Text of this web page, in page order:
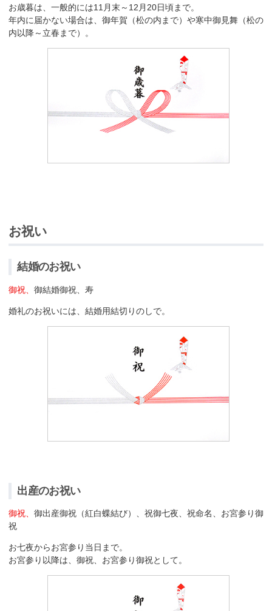
お歳暮は、一般的には11月末～12月20日頃まで。
年内に届かない場合は、御年賀（松の内まで）や寒中御見舞（松の
内以降～立春まで）。
お祝い
結婚のお祝い
御祝、 御結婚御祝、寿
婚礼のお祝いには、結婚用結切りのしで。
出産のお祝い
御祝、 御出産御祝（紅白蝶結び）、祝御七夜、祝命名、お宮参り御
祝
お七夜からお宮参り当日まで。
お宮参り以降は、御祝、お宮参り御祝として。